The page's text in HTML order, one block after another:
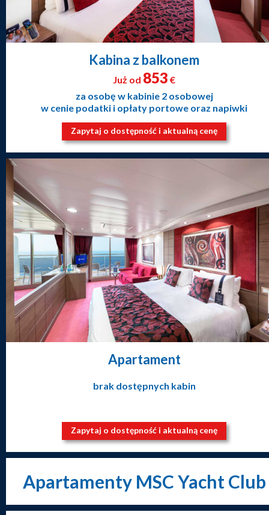
Kabina z balkonem
Już od 853 €
za osobę w kabinie 2 osobowej
w cenie podatki i opłaty portowe oraz napiwki
Zapytaj o dostępność i aktualną cenę
Apartament
brak dostępnych kabin
Zapytaj o dostępność i aktualną cenę
Apartamenty MSC Yacht Club